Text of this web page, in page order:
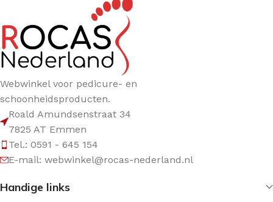
Webwinkel voor pedicure- en
schoonheidsproducten.
Roald Amundsenstraat 34
7825 AT Emmen
Tel.: 0591 - 645 154
E-mail: webwinkel@rocas-nederland.nl
Handige links